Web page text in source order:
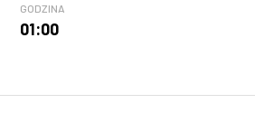
GODZINA
01:00